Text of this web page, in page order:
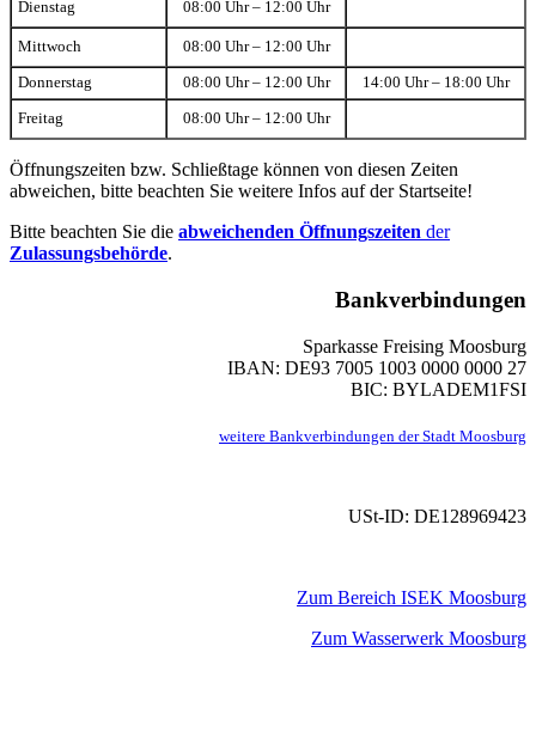
Dienstag 08:00 Uhr – 12:00 Uhr
Mittwoch 08:00 Uhr – 12:00 Uhr
Donnerstag 08:00 Uhr – 12:00 Uhr 14:00 Uhr – 18:00 Uhr
Freitag 08:00 Uhr – 12:00 Uhr
Öffnungszeiten bzw. Schließtage können von diesen Zeiten
abweichen, bitte beachten Sie weitere Infos auf der Startseite!
Bitte beachten Sie die abweichenden Öffnungszeiten der
Zulassungsbehörde.
Bankverbindungen
Sparkasse Freising Moosburg
IBAN: DE93 7005 1003 0000 0000 27
BIC: BYLADEM1FSI
weitere Bankverbindungen der Stadt Moosburg
USt-ID: DE128969423
Zum Bereich ISEK Moosburg
Zum Wasserwerk Moosburg